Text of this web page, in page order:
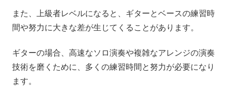
また、上級者レベルになると、ギターとベースの練習時
間や努力に大きな差が生じてくることがあります。
ギターの場合、高速なソロ演奏や複雑なアレンジの演奏
技術を磨くために、多くの練習時間と努力が必要になり
ます。